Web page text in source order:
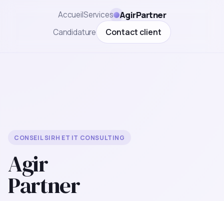
AccueilServices AgirPartner
Candidature Contact client
CONSEIL SIRH ET IT CONSULTING
Agir
Partner